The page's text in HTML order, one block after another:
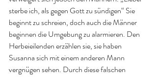
sterbe ich, als gegen Gott zu sündigen“ Sie
beginnt zu schreien, doch auch die Männer
beginnen die Umgebung zu alarmieren. Den
Herbeieilenden erzählen sie, sie haben
Susanna sich mit einem anderen Mann
vergnügen sehen. Durch diese falschen